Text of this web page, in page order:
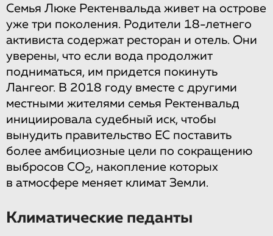
Семья Люке Ректенвальда живет на острове
уже три поколения. Родители 18-летнего
активиста содержат ресторан и отель. Они
уверены, что если вода продолжит
подниматься, им придется покинуть
Лангеог. В 2018 году вместе с другими
местными жителями семья Ректенвальд
инициировала судебный иск, чтобы
вынудить правительство ЕС поставить
более амбициозные цели по сокращению
выбросов CO2, накопление которых
в атмосфере меняет климат Земли.
Климатические педанты